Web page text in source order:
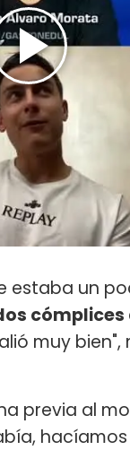
estaba un
muy
previa al